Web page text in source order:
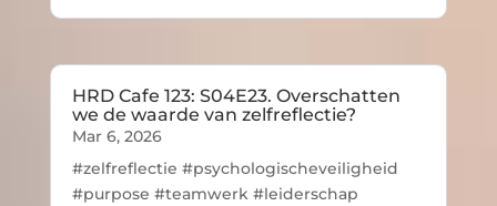
HRD Cafe 123: S04E23. Overschatten
we de waarde van zelfreflectie?
Mar 6, 2026
#zelfreflectie #psychologischeveiligheid
#purpose #teamwerk #leiderschap